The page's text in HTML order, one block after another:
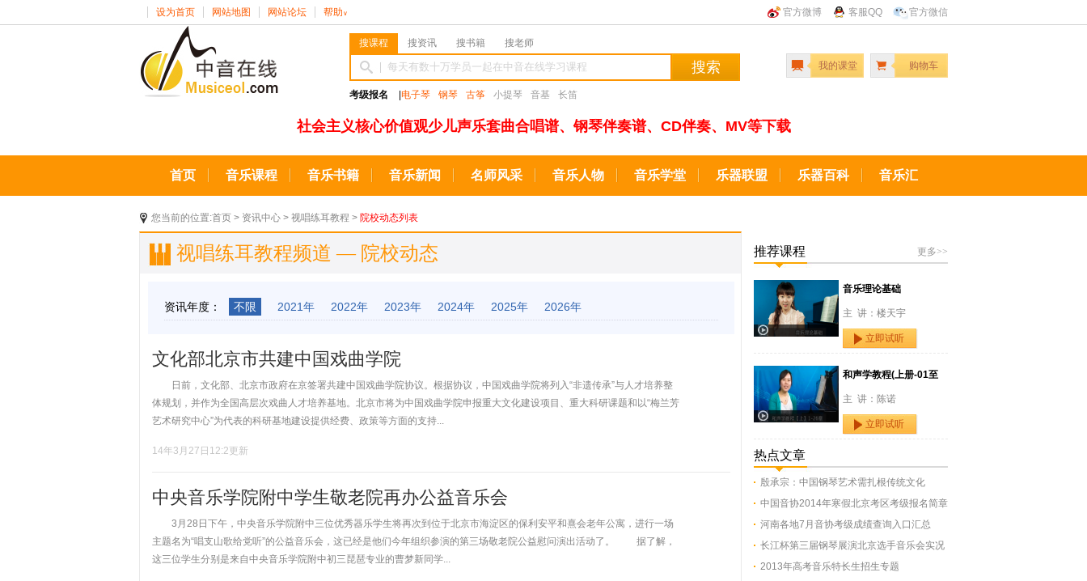
官方微博 客服QQ 官方微信
设为首页 网站地图 网站论坛 帮助 ∨
搜课程 搜资讯 搜书籍 搜老师
搜索
考级报名 电子琴 钢琴 古筝 小提琴 音基 长笛
我的课堂 购物车
社会主义核心价值观少儿声乐套曲合唱谱、钢琴伴奏谱、CD伴奏、MV等下载
首页 音乐课程 音乐书籍 音乐新闻 名师风采 音乐人物 音乐学堂 乐器联盟 乐器百科 音乐汇
您当前的位置:首页 > 资讯中心 > 视唱练耳教程 > 院校动态列表
视唱练耳教程频道 — 院校动态
资讯年度： 不限 2021年 2022年 2023年 2024年 2025年 2026年
文化部北京市共建中国戏曲学院
日前，文化部、北京市政府在京签署共建中国戏曲学院协议。根据协议，中国戏曲学院将列入“非遗传承”与人才培养整
体规划，并作为全国高层次戏曲人才培养基地。北京市将为中国戏曲学院申报重大文化建设项目、重大科研课题和以“梅兰芳
艺术研究中心”为代表的科研基地建设提供经费、政策等方面的支持...
14年3月27日12:2更新
中央音乐学院附中学生敬老院再办公益音乐会
3月28日下午，中央音乐学院附中三位优秀器乐学生将再次到位于北京市海淀区的保利安平和熹会老年公寓，进行一场
主题名为“唱支山歌给党听”的公益音乐会，这已经是他们今年组织参演的第三场敬老院公益慰问演出活动了。 据了解，
这三位学生分别是来自中央音乐学院附中初三琵琶专业的曹梦新同学...
更多>>
推荐课程
音乐理论基础
主 讲：楼天宇
立即试听
和声学教程(上册-01至
主 讲：陈诺
立即试听
热点文章
殷承宗：中国钢琴艺术需扎根传统文化
中国音协2014年寒假北京考区考级报名简章
河南各地7月音协考级成绩查询入口汇总
长江杯第三届钢琴展演北京选手音乐会实况
2013年高考音乐特长生招生专题